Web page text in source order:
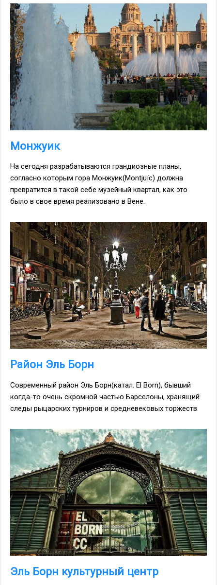
Монжуик
На сегодня разрабатываются грандиозные планы,
согласно которым гора Монжуик(Montjuïc) должна
превратится в такой себе музейный квартал, как это
было в свое время реализовано в Вене.
Район Эль Борн
Современный район Эль Борн(катал. El Born), бывший
когда-то очень скромной частью Барселоны, хранящий
следы рыцарских турниров и средневековых торжеств
Эль Борн культурный центр